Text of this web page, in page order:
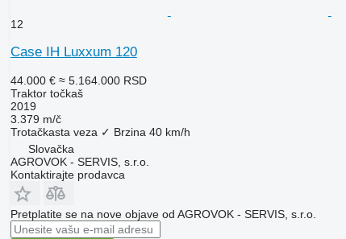
12
Case IH Luxxum 120
44.000 € ≈ 5.164.000 RSD
Traktor točkaš
2019
3.379 m/č
Trotačkasta veza ✓ Brzina 40 km/h
Slovačka
AGROVOK - SERVIS, s.r.o.
Kontaktirajte prodavca
Pretplatite se na nove objave od AGROVOK - SERVIS, s.r.o.